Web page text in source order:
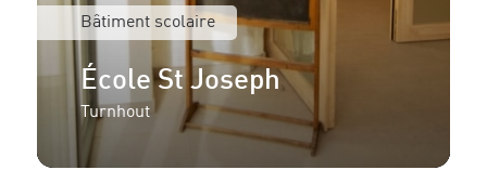
Bâtiment scolaire
École St Joseph
Turnhout